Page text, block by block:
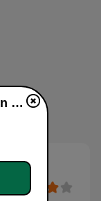
bigFM Hip-Hop Radio en vivo